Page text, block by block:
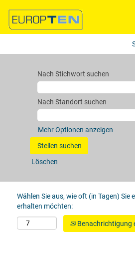
Nach Stichwort suchen
Nach Standort suchen
Mehr Optionen anzeigen
Löschen
Wählen Sie aus, wie oft (in Tagen) Sie
erhalten möchten:
Benachrichtigung